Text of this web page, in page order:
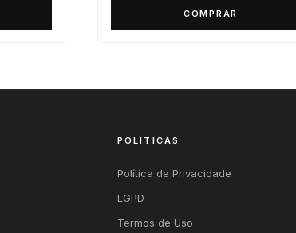
COMPRAR
POLÍTICAS
Política de Privacidade
LGPD
Termos de Uso